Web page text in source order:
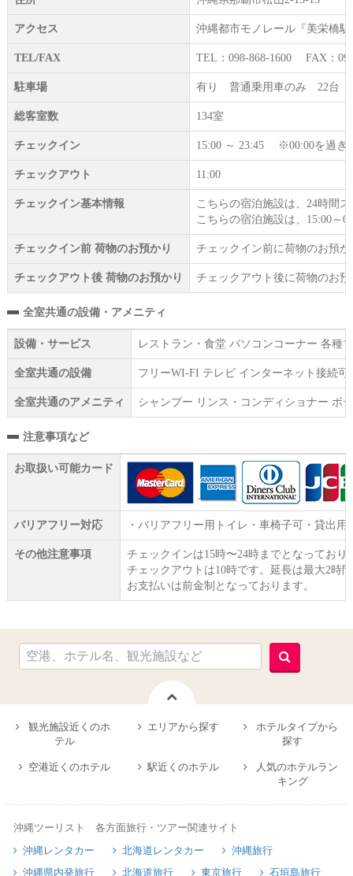
アクセス 沖縄都市モノレール『美栄橋
TEL/FAX TEL：098-868-1600 FAX：
駐車場 有り 普通乗用車のみ 22台
総客室数 134室
チェックイン 15:00 ～ 23:45 ※00:00を過ぎ
チェックアウト 11:00
チェックイン基本情報
こちらの宿泊施設は、24時間
こちらの宿泊施設は、15:00～
チェックイン前 荷物のお預かり チェックイン前に荷物のお預
チェックアウト後 荷物のお預かり チェックアウト後に荷物のお
全室共通の設備・アメニティ
設備・サービス レストラン・食堂 パソコンコーナー 各種
全室共通の設備 フリーWI‐FI テレビ インターネット接続
全室共通のアメニティ シャンプー リンス・コンディショナー ボ
注意事項など
お取扱い可能カード
バリアフリー対応 ・バリアフリー用トイレ・車椅子可・貸出用
その他注意事項
チェックインは15時〜24時までとなってお
チェックアウトは10時です。延長は最大2時
お支払いは前金制となっております。
観光施設近くのホ
テル
エリアから探す
ホテルタイプから
探す
空港近くのホテル 駅近くのホテル
人気のホテルラン
キング
沖縄ツーリスト 各方面旅行・ツアー関連サイト
沖縄レンタカー
北海道レンタカー
沖縄旅行
沖縄県内発旅行
北海道旅行 東京旅行 石垣島旅行